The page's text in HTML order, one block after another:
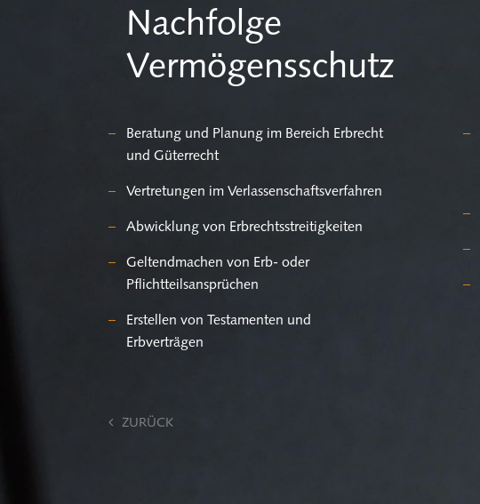
Nach­fol­ge
Ver­mö­gens­schutz
Be­ra­tung und Pla­nung im Be­reich Erbrecht
und Gü­ter­recht
Ver­tre­tun­gen im Ver­las­sen­schafts­ver­fah­ren
Ab­wick­lung von Erbrechts­strei­tig­kei­ten
Gel­tend­ma­chen von Erb- oder
Pflicht­teils­an­sprü­chen
Er­stel­len von Tes­ta­men­ten und
Erb­ver­trä­gen
ZU­RÜCK